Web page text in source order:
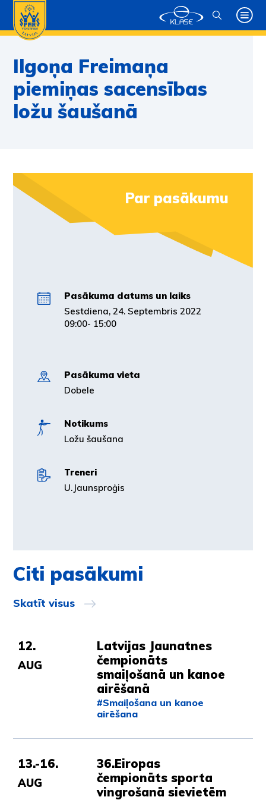
Ilgoņa Freimaņa
piemiņas sacensības
ložu šaušanā
Par pasākumu
Pasākuma datums un laiks
Sestdiena, 24. Septembris 2022
09:00- 15:00
Pasākuma vieta
Dobele
Notikums
Ložu šaušana
Treneri
U.Jaunsproģis
Citi pasākumi
Skatīt visus
12.
AUG
Latvijas Jaunatnes
čempionāts
smaiļošanā un kanoe
airēšanā
#Smaiļošana un kanoe
airēšana
13.-16.
AUG
36.Eiropas
čempionāts sporta
vingrošanā sievietēm